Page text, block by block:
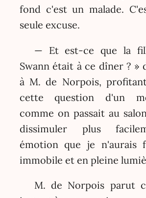
fond c'est un malade.
seule excuse.
— Et est-ce que la
Swann était à ce dîner ? »
à M. de Norpois,
cette question d'un
comme on passait au
dissimuler plus
émotion que je n'aurais
immobile et en pleine
M. de Norpois parut